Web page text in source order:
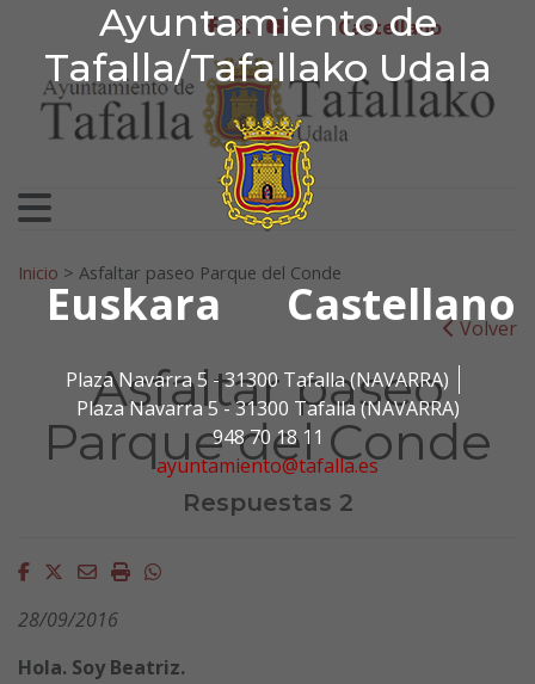
Ayuntamiento de
Tafalla/Tafallako Udala
Euskara Castellano
Plaza Navarra 5 - 31300 Tafalla (NAVARRA)
Plaza Navarra 5 - 31300 Tafalla (NAVARRA)
948 70 18 11
ayuntamiento@tafalla.es
Ir al contenido
Ayuntamiento de
facebook
twitter
youtubeCastellano
Search for:
Inicio > Asfaltar paseo Parque del Conde
Volver
Asfaltar paseo
Parque del Conde
Respuestas 2
Facebook
Twitter
EmailImprimirWhatsapp
28/09/2016
Hola. Soy Beatriz.